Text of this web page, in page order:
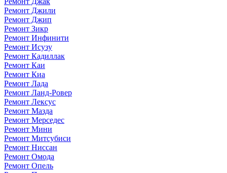
Ремонт Джили
Ремонт Джип
Ремонт Зикр
Ремонт Инфинити
Ремонт Исузу
Ремонт Кадиллак
Ремонт Каи
Ремонт Киа
Ремонт Лада
Ремонт Ланд-Ровер
Ремонт Лексус
Ремонт Мазда
Ремонт Мерседес
Ремонт Мини
Ремонт Митсубиси
Ремонт Ниссан
Ремонт Омода
Ремонт Опель